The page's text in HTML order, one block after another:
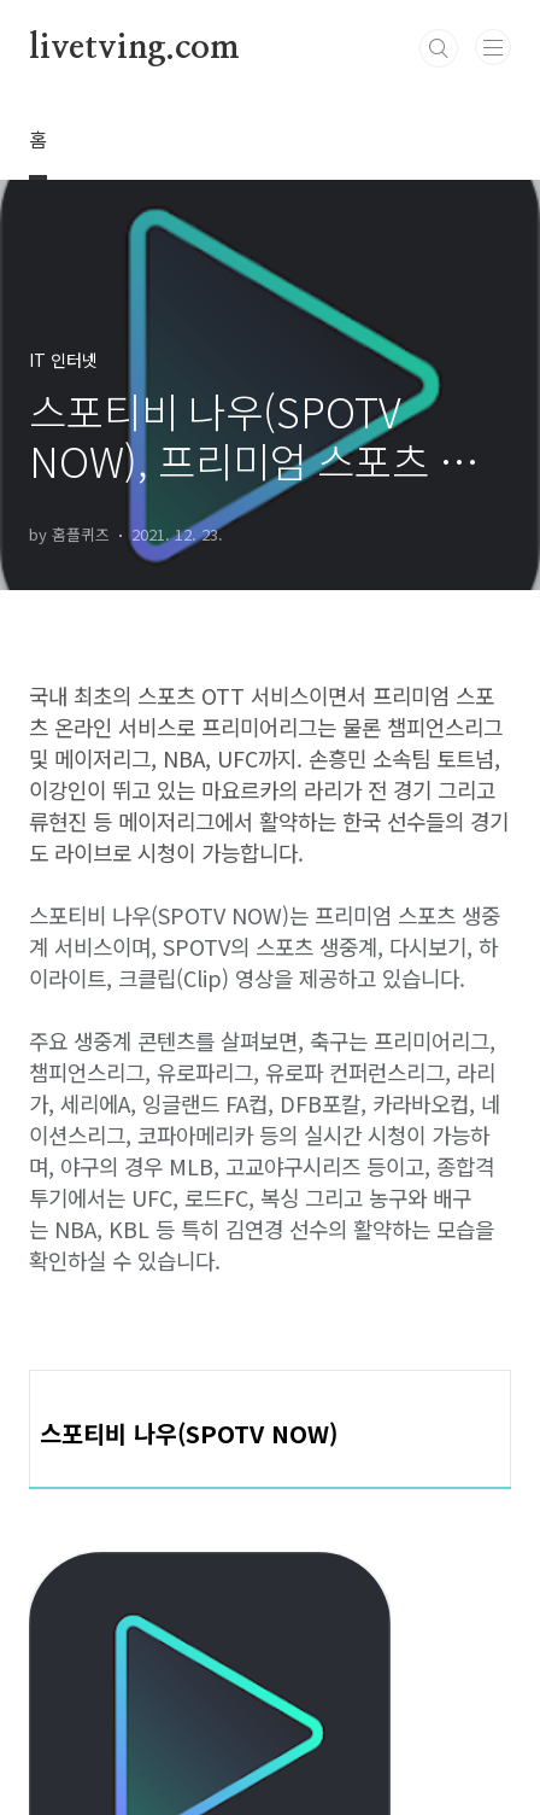
livetving.com
홈
IT 인터넷
스포티비 나우(SPOTV
NOW), 프리미엄 스포츠 생
중계 실시간 시청
by 홈플퀴즈 2021. 12. 23.
국내 최초의 스포츠 OTT 서비스이면서 프리미엄 스포
츠 온라인 서비스로 프리미어리그는 물론 챔피언스리그
및 메이저리그, NBA, UFC까지. 손흥민 소속팀 토트넘,
이강인이 뛰고 있는 마요르카의 라리가 전 경기 그리고
류현진 등 메이저리그에서 활약하는 한국 선수들의 경기
도 라이브로 시청이 가능합니다.
스포티비 나우(SPOTV NOW)는 프리미엄 스포츠 생중
계 서비스이며, SPOTV의 스포츠 생중계, 다시보기, 하
이라이트, 크클립(Clip) 영상을 제공하고 있습니다.
주요 생중계 콘텐츠를 살펴보면, 축구는 프리미어리그,
챔피언스리그, 유로파리그, 유로파 컨퍼런스리그, 라리
가, 세리에A, 잉글랜드 FA컵, DFB포칼, 카라바오컵, 네
이션스리그, 코파아메리카 등의 실시간 시청이 가능하
며, 야구의 경우 MLB, 고교야구시리즈 등이고, 종합격
투기에서는 UFC, 로드FC, 복싱 그리고 농구와 배구
는 NBA, KBL 등 특히 김연경 선수의 활약하는 모습을
확인하실 수 있습니다.
스포티비 나우(SPOTV NOW)